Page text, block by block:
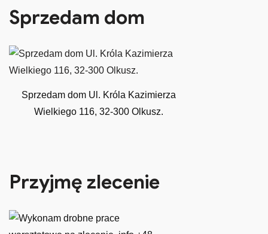
Sprzedam dom
Sprzedam dom Ul. Króla Kazimierza
Wielkiego 116, 32-300 Olkusz.
Przyjmę zlecenie